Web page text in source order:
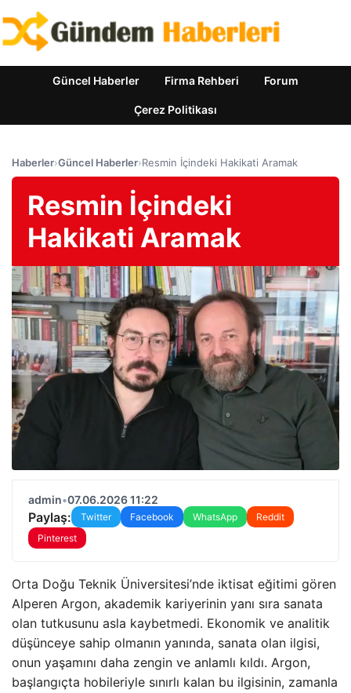
Güncel Haberler Firma Rehberi Forum
Çerez Politikası
Haberler›Güncel Haberler›Resmin İçindeki Hakikati Aramak
Resmin İçindeki
Hakikati Aramak
admin•07.06.2026 11:22
Paylaş: Twitter Facebook WhatsApp
Reddit
Pinterest
Orta Doğu Teknik Üniversitesi’nde iktisat eğitimi gören
Alperen Argon, akademik kariyerinin yanı sıra sanata
olan tutkusunu asla kaybetmedi. Ekonomik ve analitik
düşünceye sahip olmanın yanında, sanata olan ilgisi,
onun yaşamını daha zengin ve anlamlı kıldı. Argon,
başlangıçta hobileriyle sınırlı kalan bu ilgisinin, zamanla